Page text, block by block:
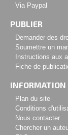
Via Paypal
PUBLIER
Demander des
Soumettre un
Instructions aux
Fiche de
INFORMATION
Plan du site
Conditions
Nous contacter
Chercher un